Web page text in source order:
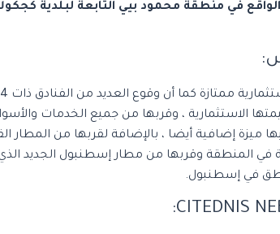
في منطقة محمود بيي التابعة لبلدية
الاستثمارية ، وقربها من جميع الخدمات
سيتي يعطيها ميزة إضافية أيضا ، بالإضافة لقربها من المطار
في المنطقة وقربها من مطار إسطنبول الجديد
في إسطنبول.